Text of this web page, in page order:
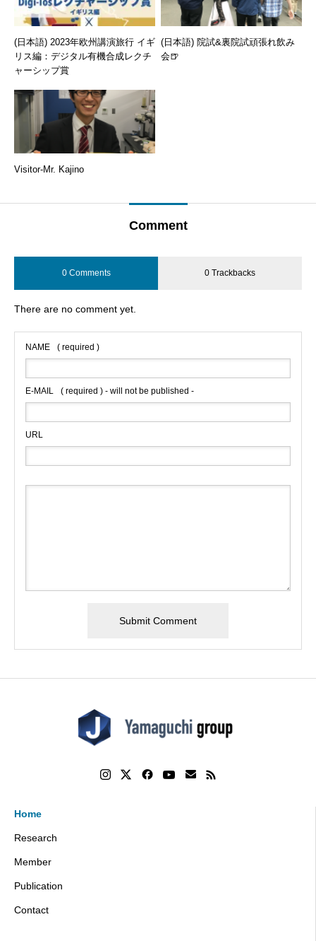
(日本語) 2023年欧州講演旅行 イギ
リス編：デジタル有機合成レクチ
ャーシップ賞
(日本語) 院試&裏院試頑張れ飲み
会🍺
Visitor-Mr. Kajino
Comment
0 Comments 0 Trackbacks
There are no comment yet.
NAME ( required )
E-MAIL ( required ) - will not be published -
URL
Home
Research
Member
Publication
Contact